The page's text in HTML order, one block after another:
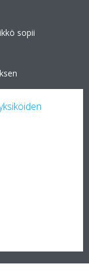
sopii